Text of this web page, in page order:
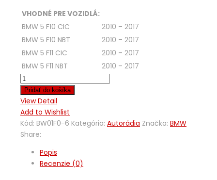
VHODNÉ PRE VOZIDLÁ:
BMW 5 F10 CIC
2010 – 2017
BMW 5 F10 NBT
2010 – 2017
BMW 5 F11 CIC
2010 – 2017
BMW 5 F11 NBT
2010 – 2017
Pridať do košíka
View Detail
Add to Wishlist
Kód: BW01F0-6 Kategória: Autorádia Značka: BMW
Share:
Popis
Recenzie (0)